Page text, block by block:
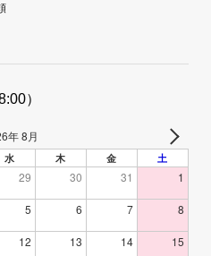
）
年 8月
水 木 金 土
29 30 31 1
5 6 7 8
12 13 14 15